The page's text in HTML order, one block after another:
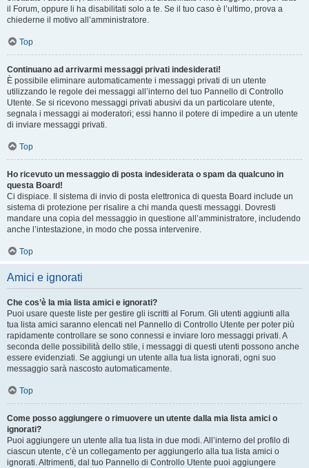
il Forum, oppure li ha disabilitati solo a te. Se il tuo caso è l’ultimo, prova a
chiederne il motivo all’amministratore.
Top
Continuano ad arrivarmi messaggi privati indesiderati!
È possibile eliminare automaticamente i messaggi privati ​​di un utente
utilizzando le regole dei messaggi all’interno del tuo Pannello di Controllo
Utente. Se si ricevono messaggi privati ​​abusivi da un particolare utente,
segnala i messaggi ai moderatori; essi hanno il potere di impedire a un utente
di inviare messaggi privati​​.
Top
Ho ricevuto un messaggio di posta indesiderata o spam da qualcuno in
questa Board!
Ci dispiace. Il sistema di invio di posta elettronica di questa Board include un
sistema di protezione per risalire a chi manda questi messaggi. Dovresti
mandare una copia del messaggio in questione all’amministratore, includendo
anche l’intestazione, in modo che possa intervenire.
Top
Amici e ignorati
Che cos’è la mia lista amici e ignorati?
Puoi usare queste liste per gestire gli iscritti al Forum. Gli utenti aggiunti alla
tua lista amici saranno elencati nel Pannello di Controllo Utente per poter più
rapidamente controllare se sono connessi e inviare loro messaggi privati. A
seconda delle possibilità dello stile, i messaggi di questi utenti possono anche
essere evidenziati. Se aggiungi un utente alla tua lista ignorati, ogni suo
messaggio sarà nascosto automaticamente.
Top
Come posso aggiungere o rimuovere un utente dalla mia lista amici o
ignorati?
Puoi aggiungere un utente alla tua lista in due modi. All’interno del profilo di
ciascun utente, c’è un collegamento per aggiungerlo alla tua lista amici o
ignorati. Altrimenti, dal tuo Pannello di Controllo Utente puoi aggiungere